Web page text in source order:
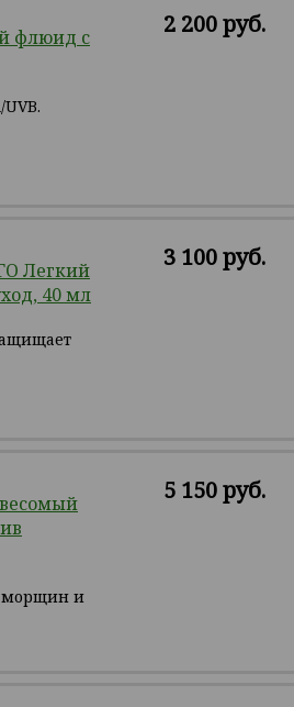
флюид с
2 200 руб.
Легкий
40 мл
3 100 руб.
морщин и
5 150 руб.